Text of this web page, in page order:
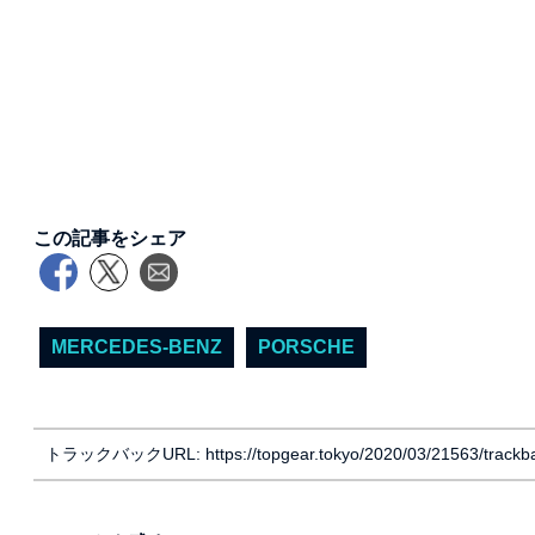
この記事をシェア
MERCEDES-BENZ PORSCHE
トラックバックURL: https://topgear.tokyo/2020/03/21563/